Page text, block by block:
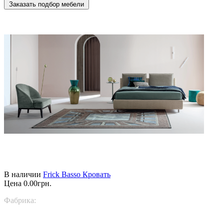
Заказать подбор мебели
В наличии Frick Basso Кровать
Цена 0.00грн.
Фабрика: